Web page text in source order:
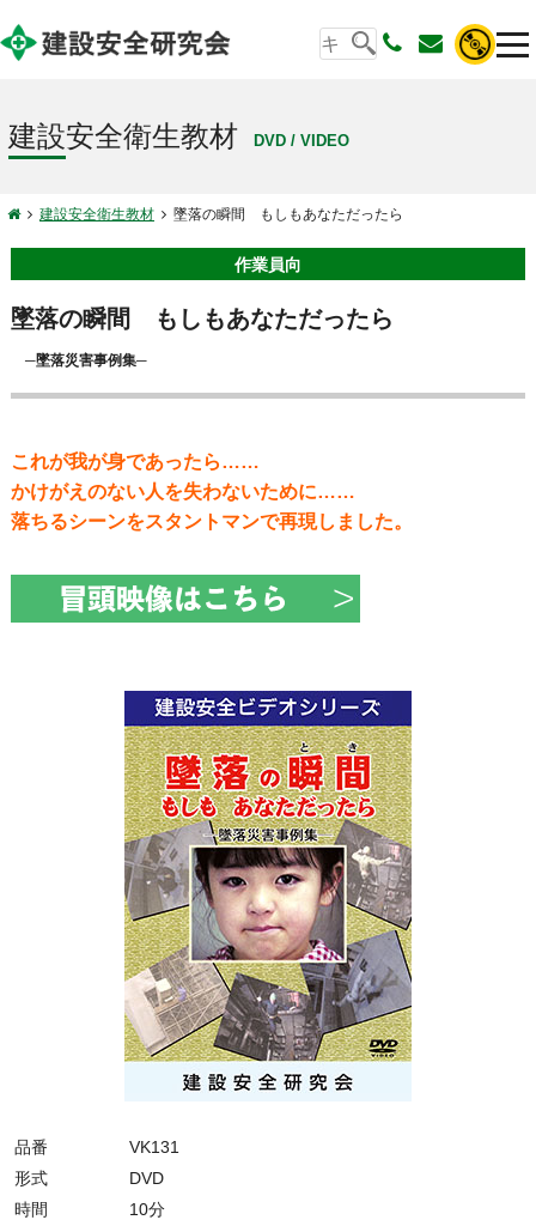
建設安全衛生教材 DVD / VIDEO
建設安全衛生教材 墜落の瞬間 もしもあなただったら
作業員向
墜落の瞬間 もしもあなただったら
─墜落災害事例集─
これが我が身であったら……
かけがえのない人を失わないために……
落ちるシーンをスタントマンで再現しました。
品番
VK131
形式
DVD
時間
10分